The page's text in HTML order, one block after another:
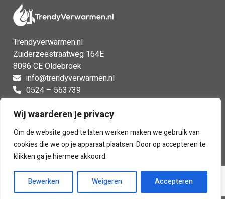
Wij waarderen je privacy
Om de website goed te laten werken maken we gebruik van
cookies die we op je apparaat plaatsen. Door op accepteren te
klikken ga je hiermee akkoord.
Bewerken Weigeren Accepteren
Trendyverwarmen.nl
Zuiderzeestraatweg 164E
8096 CE Oldebroek
info@trendyverwarmen.nl
0524 – 563739
Facebook
Instagram
Voorwaarden|Privacy| Webdesign:Insomedia